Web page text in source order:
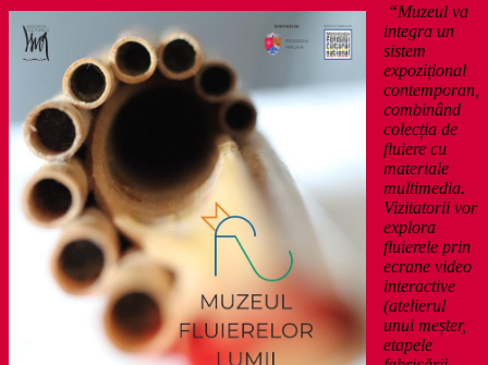
“Muzeul va
integra un
sistem
expozițional
contemporan,
combinând
colecția de
fluiere cu
materiale
multimedia.
Vizitatorii vor
explora
fluierele prin
ecrane video
interactive
(atelierul
unui meșter,
etapele